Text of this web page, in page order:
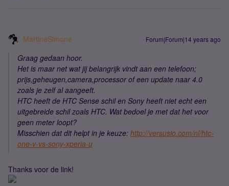
MartineSimone Forum|Forum|14 years ago
Graag gedaan hoor.
Het is maar net wat jij belangrijk vindt aan een telefoon;
prijs,geheugen,camera,processor of een update naar 4.0
zoals je zelf al aangeeft.
HTC heeft de HTC Sense schil en Sony heeft niet echt een
uitgebreide schil zoals HTC. Wat bedoel je met dat het voor
geen meter loopt?
Misschien dat dit helpt in je keuze: http://versusio.com/nl/htc-
one-v-vs-sony-xperia-u
Thanks voor de link!